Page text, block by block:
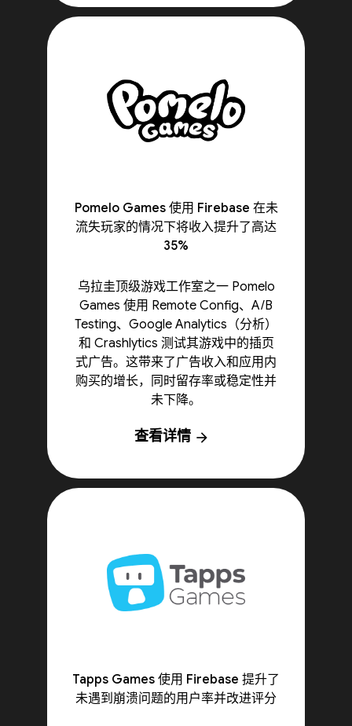
Pomelo Games 使用 Firebase 在未
流失玩家的情况下将收入提升了高达
35%
乌拉圭顶级游戏工作室之一 Pomelo
Games 使用 Remote Config、A/B
Testing、Google Analytics（分析）
和 Crashlytics 测试其游戏中的插页
式广告。这带来了广告收入和应用内
购买的增长，同时留存率或稳定性并
未下降。
查看详情 arrow_forward
Tapps Games 使用 Firebase 提升了
未遇到崩溃问题的用户率并改进评分